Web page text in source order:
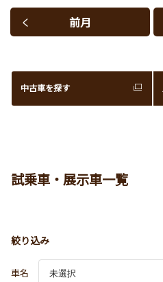
前月
中古車を探す
試乗車・展示車一覧
絞り込み
車名